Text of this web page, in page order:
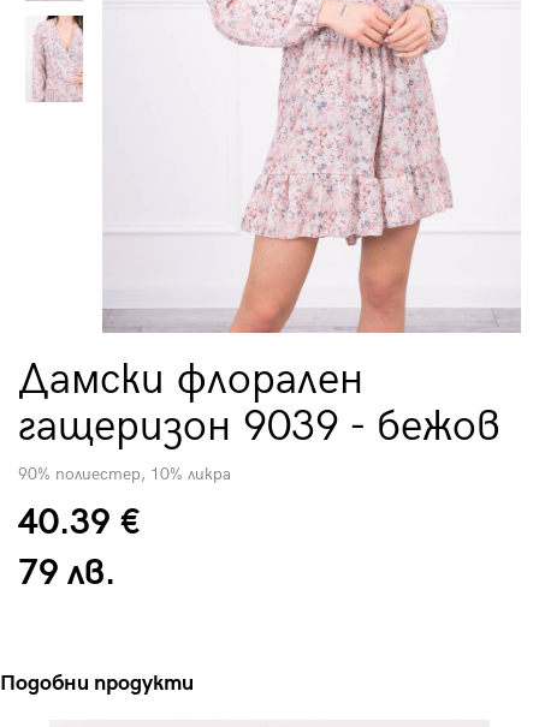
Дамски флорален
гащеризон 9039 - бежов
90% полиестер, 10% ликра
40.39 €
79 лв.
Подобни продукти